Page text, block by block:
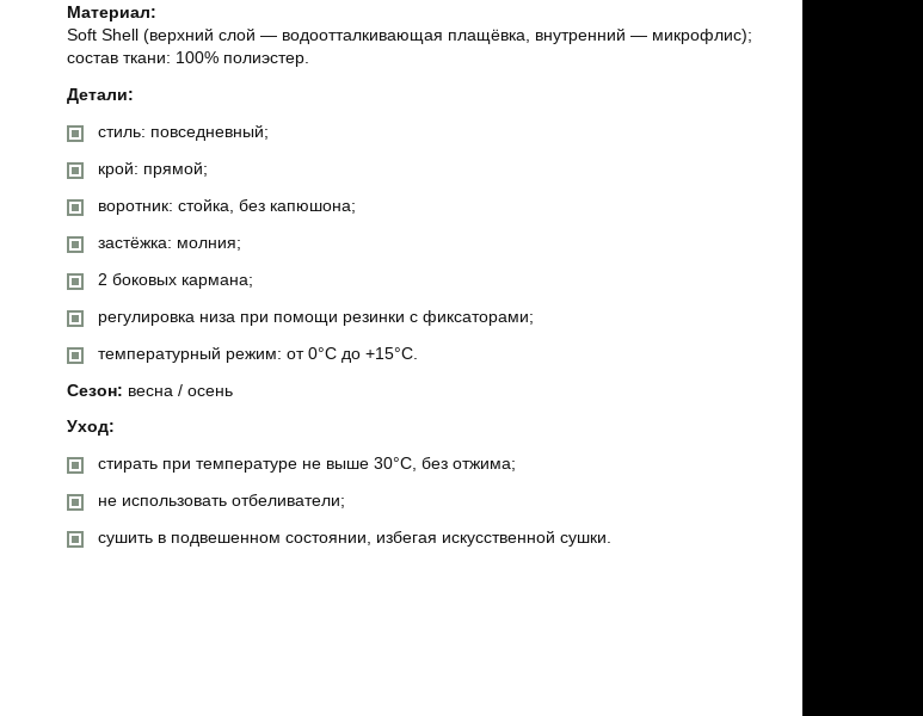
Материал:
Soft Shell (верхний слой — водоотталкивающая плащёвка, внутренний — микрофлис);
состав ткани: 100% полиэстер.
Детали:
стиль: повседневный;
крой: прямой;
воротник: стойка, без капюшона;
застёжка: молния;
2 боковых кармана;
регулировка низа при помощи резинки с фиксаторами;
температурный режим: от 0°C до +15°C.
Сезон: весна / осень
Уход:
стирать при температуре не выше 30°C, без отжима;
не использовать отбеливатели;
сушить в подвешенном состоянии, избегая искусственной сушки.